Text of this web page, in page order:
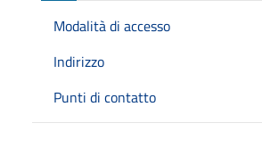
Modalità di accesso
Indirizzo
Punti di contatto